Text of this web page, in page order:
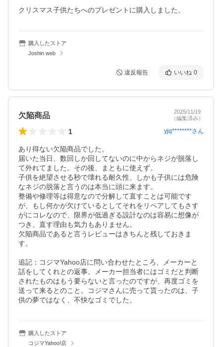
クリスマス子供たちへのプレゼントに購入しました。
購入したストア
Joshin web
違反報告 いいね 0
欠陥商品
2025/11/19
（編集済み）
1 yjq********さん
あり得ない欠陥商品でした。
届いた当日、数回しか回してないのに中からネジが脱落し
て外れてました。その後、まともに使えず。
子供を絶望させる秒で壊れる耐久性、しかも子供には危険
なネジの脱落と言うのは本当に頭に来ます。
整備や修理等は得意なので分解して直すことは可能です
が、もし何かが欠けているとしてそれをリペアしてもさす
がにコレなので、限界が低過ぎる設計なのは容易に想像が
つき、直す理由も気力もありません。
欠陥商品であると言うレビューはきちんと残しておきま
す。
追記：コジマYahoo店に問い合わせたところ、メーカーと
話をしてくれとの返事。メーカー担当者にはゴミだと判断
されたものはもう要らないと言ったのですが、再度ゴミを
送って来るとのこと。コジマさんに売って貰ったのは、子
供の夢ではなく、不快なゴミでした。
購入したストア
コジマYahoo!店